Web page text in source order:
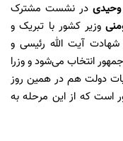
در نشست مشترک
وزیر کشور با تبریک و
شهادت آیت الله رئیسی و
انتخاب می‌شود و وزرا
دولت هم در همین روز
است که از این مرحله به